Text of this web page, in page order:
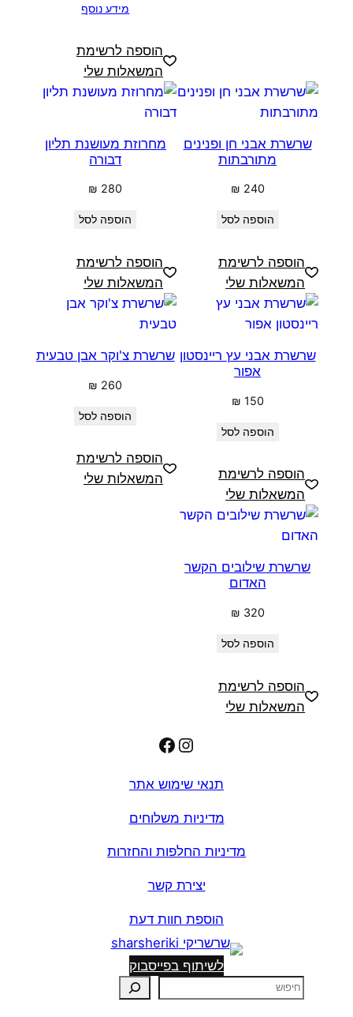
מידע נוסף
הוספה לרשימת
המשאלות שלי
שרשרת אבני חן ופנינים
מתורבתות
₪ 240
הוספה לסל
הוספה לרשימת
המשאלות שלי
מחרוזת מעושנת תליון
דבורה
₪ 280
הוספה לסל
הוספה לרשימת
המשאלות שלי
שרשרת אבני עץ ריינסטון
אפור
₪ 150
הוספה לסל
הוספה לרשימת
המשאלות שלי
שרשרת צ'וקר אבן טבעית
₪ 260
הוספה לסל
הוספה לרשימת
המשאלות שלי
שרשרת שילובים הקשר
האדום
₪ 320
הוספה לסל
הוספה לרשימת
המשאלות שלי
Instagram
Facebook
תנאי שימוש אתר
מדיניות משלוחים
מדיניות החלפות והחזרות
יצירת קשר
הוספת חוות דעת
לשיתוף בפייסבוק